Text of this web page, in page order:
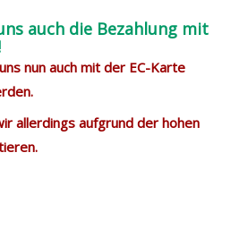
auch die Bezahlung mit
nun auch mit der EC-Karte
allerdings aufgrund der hohen